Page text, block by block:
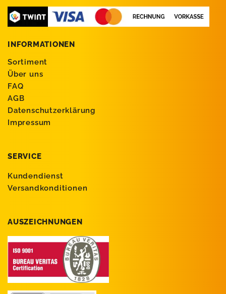
INFORMATIONEN
Sortiment
Über uns
FAQ
AGB
Datenschutzerklärung
Impressum
SERVICE
Kundendienst
Versandkonditionen
AUSZEICHNUNGEN